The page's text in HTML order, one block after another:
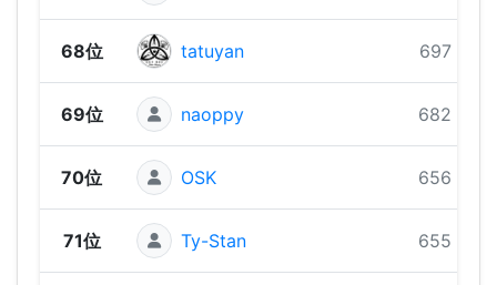
68位 tatuyan 697 pts
69位 naoppy 682 pts
70位 OSK 656 pts
71位 Ty-Stan 655 pts